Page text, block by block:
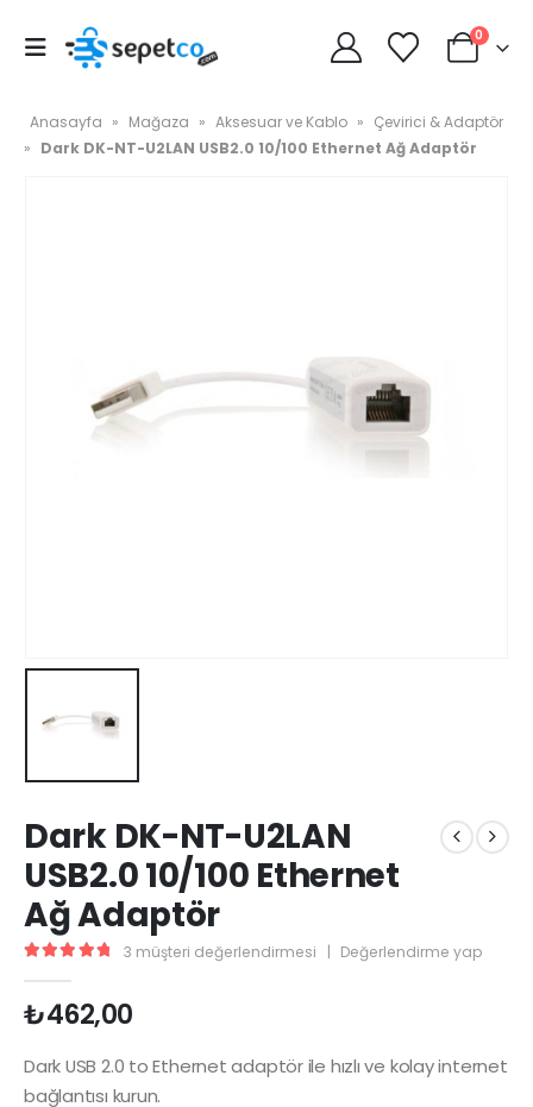
0
Anasayfa » Mağaza » Aksesuar ve Kablo » Çevirici & Adaptör
» Dark DK-NT-U2LAN USB2.0 10/100 Ethernet Ağ Adaptör
Dark DK-NT-U2LAN
USB2.0 10/100 Ethernet
Ağ Adaptör
3 müşteri değerlendirmesi | Değerlendirme yap
₺462,00
Dark USB 2.0 to Ethernet adaptör ile hızlı ve kolay internet
bağlantısı kurun.